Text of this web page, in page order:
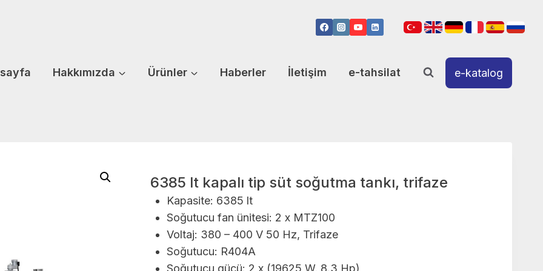
Hakkımızda Ürünler Haberler İletişim e-tahsilat e-katalog
6385 lt kapalı tip süt soğutma tankı, trifaze
Kapasite: 6385 lt
Soğutucu fan ünitesi: 2 x MTZ100
Voltaj: 380 – 400 V 50 Hz, Trifaze
Soğutucu: R404A
Soğutucu gücü: 2 x (19625 W, 8.3 Hp)